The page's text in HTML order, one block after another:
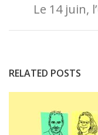
Le 14 juin,
RELATED POSTS